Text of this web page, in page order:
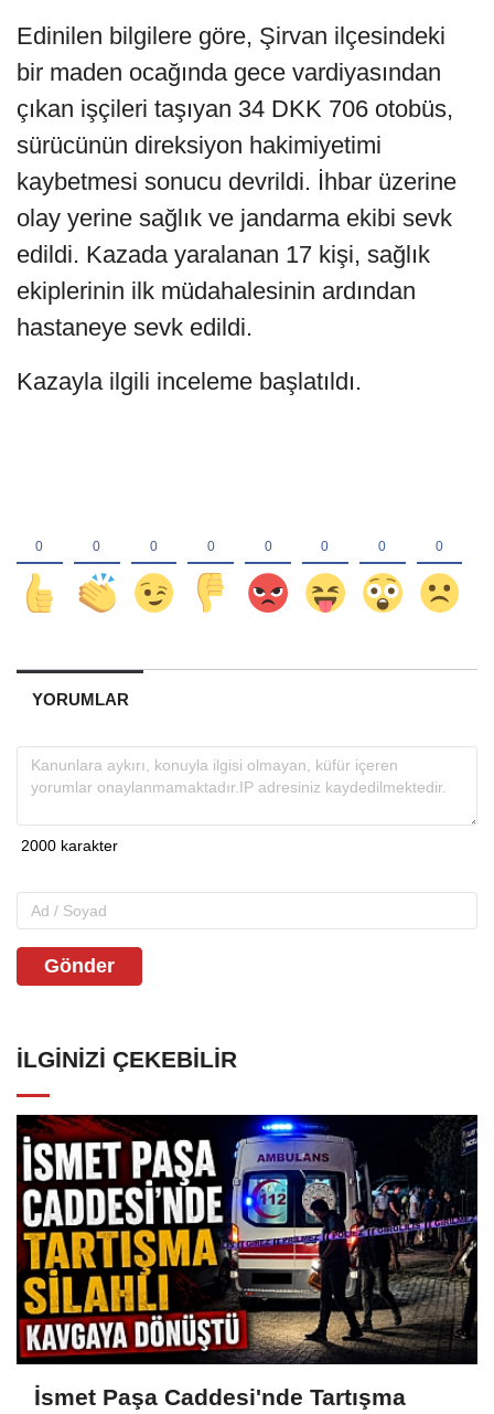
Edinilen bilgilere göre, Şirvan ilçesindeki
bir maden ocağında gece vardiyasından
çıkan işçileri taşıyan 34 DKK 706 otobüs,
sürücünün direksiyon hakimiyetimi
kaybetmesi sonucu devrildi. İhbar üzerine
olay yerine sağlık ve jandarma ekibi sevk
edildi. Kazada yaralanan 17 kişi, sağlık
ekiplerinin ilk müdahalesinin ardından
hastaneye sevk edildi.
Kazayla ilgili inceleme başlatıldı.
YORUMLAR
Gönder
İLGINIZI ÇEKEBILIR
İsmet Paşa Caddesi'nde Tartışma